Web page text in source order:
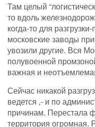
Там целый
то вдоль
когда-то для
московские заводы
увозили другие. Вся
полувоенной
важная и
Сейчас никакой
ведется ,- и по
причинам. Перестала
территория огромная.